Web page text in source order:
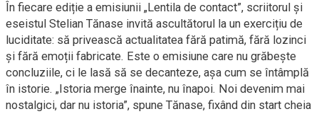
În fiecare ediție a emisiunii „Lentila de contact”, scriitorul și
eseistul Stelian Tănase invită ascultătorul la un exercițiu de
luciditate: să privească actualitatea fără patimă, fără lozinci
și fără emoții fabricate. Este o emisiune care nu grăbește
concluziile, ci le lasă să se decanteze, așa cum se întâmplă
în istorie. „Istoria merge înainte, nu înapoi. Noi devenim mai
nostalgici, dar nu istoria”, spune Tănase, fixând din start cheia